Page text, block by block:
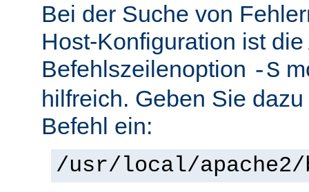
Bei der Suche von
Host-Konfiguration ist
Befehlszeilenoption -S
hilfreich. Geben Sie
Befehl ein:
/usr/local/